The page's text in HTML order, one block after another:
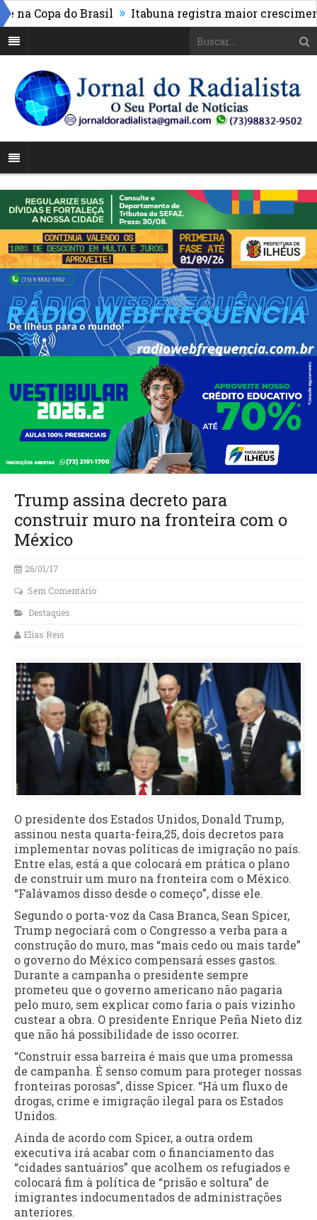
do Brasil » Itabuna registra maior crescimento
Trump assina decreto para
construir muro na fronteira com o
México
26/01/17
Sem Comentário
Destaques
Elias Reis
O presidente dos Estados Unidos, Donald Trump,
assinou nesta quarta-feira,25, dois decretos para
implementar novas políticas de imigração no país.
Entre elas, está a que colocará em prática o plano
de construir um muro na fronteira com o México.
“Falávamos disso desde o começo”, disse ele.
Segundo o porta-voz da Casa Branca, Sean Spicer,
Trump negociará com o Congresso a verba para a
construção do muro, mas “mais cedo ou mais tarde”
o governo do México compensará esses gastos.
Durante a campanha o presidente sempre
prometeu que o governo americano não pagaria
pelo muro, sem explicar como faria o país vizinho
custear a obra. O presidente Enrique Peña Nieto diz
que não há possibilidade de isso ocorrer.
“Construir essa barreira é mais que uma promessa
de campanha. É senso comum para proteger nossas
fronteiras porosas”, disse Spicer. “Há um fluxo de
drogas, crime e imigração ilegal para os Estados
Unidos.
Ainda de acordo com Spicer, a outra ordem
executiva irá acabar com o financiamento das
“cidades santuários” que acolhem os refugiados e
colocará fim à política de “prisão e soltura” de
imigrantes indocumentados de administrações
anteriores.